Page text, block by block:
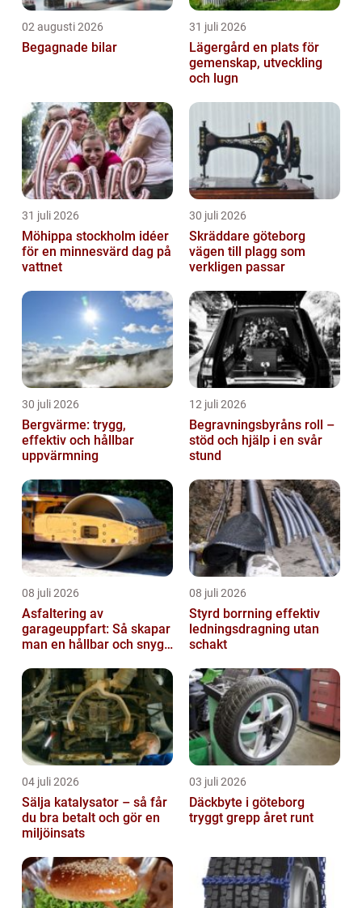
02 augusti 2026
Begagnade bilar
31 juli 2026
Lägergård en plats för
gemenskap, utveckling
och lugn
31 juli 2026
Möhippa stockholm idéer
för en minnesvärd dag på
vattnet
30 juli 2026
Skräddare göteborg
vägen till plagg som
verkligen passar
30 juli 2026
Bergvärme: trygg,
effektiv och hållbar
uppvärmning
12 juli 2026
Begravningsbyråns roll –
stöd och hjälp i en svår
stund
08 juli 2026
Asfaltering av
garageuppfart: Så skapar
man en hållbar och snygg
08 juli 2026
Styrd borrning effektiv
ledningsdragning utan
schakt
04 juli 2026
Sälja katalysator – så får
du bra betalt och gör en
miljöinsats
03 juli 2026
Däckbyte i göteborg
tryggt grepp året runt